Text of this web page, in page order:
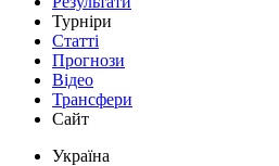
Турніри
Статті
Прогнози
Відео
Трансфери
Сайт
Україна